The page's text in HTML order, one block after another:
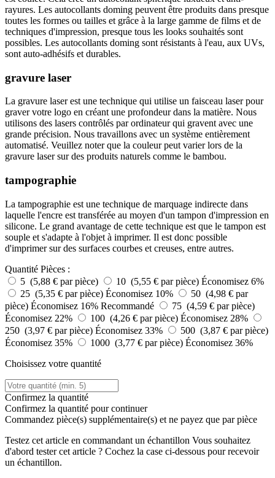
rayures. Les autocollants doming peuvent être produits dans presque
toutes les formes ou tailles et grâce à la large gamme de films et de
techniques d'impression, presque tous les looks souhaités sont
possibles. Les autocollants doming sont résistants à l'eau, aux UVs,
sont auto-adhésifs et durables.
gravure laser
La gravure laser est une technique qui utilise un faisceau laser pour
graver votre logo en créant une profondeur dans la matière. Nous
utilisons des lasers contrôlés par ordinateur qui gravent avec une
grande précision. Nous travaillons avec un système entièrement
automatisé. Veuillez noter que la couleur peut varier lors de la
gravure laser sur des produits naturels comme le bambou.
tampographie
La tampographie est une technique de marquage indirecte dans
laquelle l'encre est transférée au moyen d'un tampon d'impression en
silicone. Le grand avantage de cette technique est que le tampon est
souple et s'adapte à l'objet à imprimer. Il est donc possible
d'imprimer sur des surfaces courbes et creuses, entre autres.
Quantité Pièces :
5 (5,88 € par pièce)
10 (5,55 € par pièce) Économisez 6%
25 (5,35 € par pièce) Économisez 10%
50 (4,98 € par
pièce) Économisez 16% Recommandé
75 (4,59 € par pièce)
Économisez 22%
100 (4,26 € par pièce) Économisez 28%
250 (3,97 € par pièce) Économisez 33%
500 (3,87 € par pièce)
Économisez 35%
1000 (3,77 € par pièce) Économisez 36%
Choisissez votre quantité
Confirmez la quantité
Confirmez la quantité pour continuer
Commandez pièce(s) supplémentaire(s) et ne payez que par pièce
Testez cet article en commandant un échantillon Vous souhaitez
d'abord tester cet article ? Cochez la case ci-dessous pour recevoir
un échantillon.